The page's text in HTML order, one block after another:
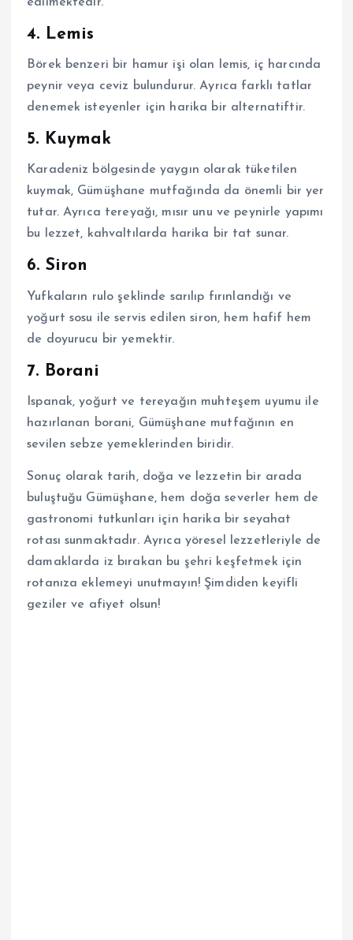
4. Lemis
Börek benzeri bir hamur işi olan lemis, iç harcında
peynir veya ceviz bulundurur. Ayrıca farklı tatlar
denemek isteyenler için harika bir alternatiftir.
5. Kuymak
Karadeniz bölgesinde yaygın olarak tüketilen
kuymak, Gümüşhane mutfağında da önemli bir yer
tutar. Ayrıca tereyağı, mısır unu ve peynirle yapımı
bu lezzet, kahvaltılarda harika bir tat sunar.
6. Siron
Yufkaların rulo şeklinde sarılıp fırınlandığı ve
yoğurt sosu ile servis edilen siron, hem hafif hem
de doyurucu bir yemektir.
7. Borani
Ispanak, yoğurt ve tereyağın muhteşem uyumu ile
hazırlanan borani, Gümüşhane mutfağının en
sevilen sebze yemeklerinden biridir.
Sonuç olarak tarih, doğa ve lezzetin bir arada
buluştuğu Gümüşhane, hem doğa severler hem de
gastronomi tutkunları için harika bir seyahat
rotası sunmaktadır. Ayrıca yöresel lezzetleriyle de
damaklarda iz bırakan bu şehri keşfetmek için
rotanıza eklemeyi unutmayın! Şimdiden keyifli
geziler ve afiyet olsun!